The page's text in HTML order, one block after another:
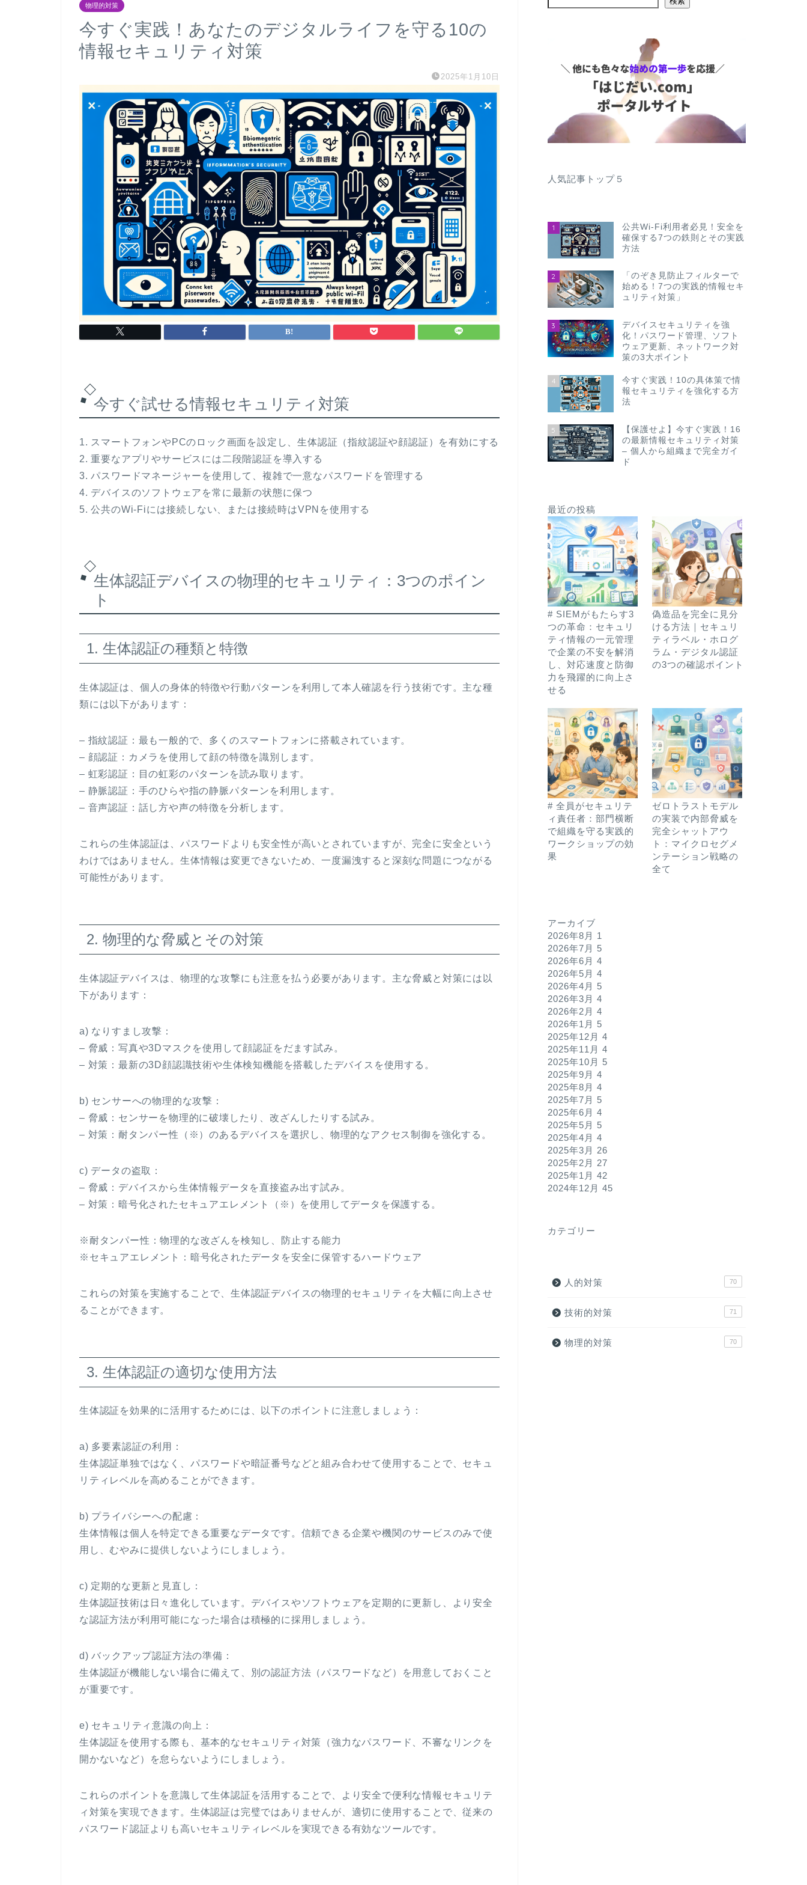
物理的対策
今すぐ実践！あなたのデジタルライフを守る10の
情報セキュリティ対策
2025年1月10日
今すぐ試せる情報セキュリティ対策
1. スマートフォンやPCのロック画面を設定し、生体認証（指紋認証や顔認証）を有効にする
2. 重要なアプリやサービスには二段階認証を導入する
3. パスワードマネージャーを使用して、複雑で一意なパスワードを管理する
4. デバイスのソフトウェアを常に最新の状態に保つ
5. 公共のWi-Fiには接続しない、または接続時はVPNを使用する
生体認証デバイスの物理的セキュリティ：3つのポイン
ト
1. 生体認証の種類と特徴
生体認証は、個人の身体的特徴や行動パターンを利用して本人確認を行う技術です。主な種
類には以下があります：
– 指紋認証：最も一般的で、多くのスマートフォンに搭載されています。
– 顔認証：カメラを使用して顔の特徴を識別します。
– 虹彩認証：目の虹彩のパターンを読み取ります。
– 静脈認証：手のひらや指の静脈パターンを利用します。
– 音声認証：話し方や声の特徴を分析します。
これらの生体認証は、パスワードよりも安全性が高いとされていますが、完全に安全という
わけではありません。生体情報は変更できないため、一度漏洩すると深刻な問題につながる
可能性があります。
2. 物理的な脅威とその対策
生体認証デバイスは、物理的な攻撃にも注意を払う必要があります。主な脅威と対策には以
下があります：
a) なりすまし攻撃：
– 脅威：写真や3Dマスクを使用して顔認証をだます試み。
– 対策：最新の3D顔認識技術や生体検知機能を搭載したデバイスを使用する。
b) センサーへの物理的な攻撃：
– 脅威：センサーを物理的に破壊したり、改ざんしたりする試み。
– 対策：耐タンパー性（※）のあるデバイスを選択し、物理的なアクセス制御を強化する。
c) データの盗取：
– 脅威：デバイスから生体情報データを直接盗み出す試み。
– 対策：暗号化されたセキュアエレメント（※）を使用してデータを保護する。
※耐タンパー性：物理的な改ざんを検知し、防止する能力
※セキュアエレメント：暗号化されたデータを安全に保管するハードウェア
これらの対策を実施することで、生体認証デバイスの物理的セキュリティを大幅に向上させ
ることができます。
3. 生体認証の適切な使用方法
生体認証を効果的に活用するためには、以下のポイントに注意しましょう：
a) 多要素認証の利用：
生体認証単独ではなく、パスワードや暗証番号などと組み合わせて使用することで、セキュ
リティレベルを高めることができます。
b) プライバシーへの配慮：
生体情報は個人を特定できる重要なデータです。信頼できる企業や機関のサービスのみで使
用し、むやみに提供しないようにしましょう。
c) 定期的な更新と見直し：
生体認証技術は日々進化しています。デバイスやソフトウェアを定期的に更新し、より安全
な認証方法が利用可能になった場合は積極的に採用しましょう。
d) バックアップ認証方法の準備：
生体認証が機能しない場合に備えて、別の認証方法（パスワードなど）を用意しておくこと
が重要です。
e) セキュリティ意識の向上：
生体認証を使用する際も、基本的なセキュリティ対策（強力なパスワード、不審なリンクを
開かないなど）を怠らないようにしましょう。
これらのポイントを意識して生体認証を活用することで、より安全で便利な情報セキュリテ
ィ対策を実現できます。生体認証は完璧ではありませんが、適切に使用することで、従来の
パスワード認証よりも高いセキュリティレベルを実現できる有効なツールです。
人気記事トップ５
1
公共Wi-Fi利用者必見！安全を
確保する7つの鉄則とその実践
方法
2
「のぞき見防止フィルターで
始める！7つの実践的情報セキ
ュリティ対策」
3
デバイスセキュリティを強
化！パスワード管理、ソフト
ウェア更新、ネットワーク対
策の3大ポイント
4
今すぐ実践！10の具体策で情
報セキュリティを強化する方
法
5
【保護せよ】今すぐ実践！16
の最新情報セキュリティ対策
– 個人から組織まで完全ガイ
ド
最近の投稿
# SIEMがもたらす3
つの革命：セキュリ
ティ情報の一元管理
で企業の不安を解消
し、対応速度と防御
力を飛躍的に向上さ
せる
偽造品を完全に見分
ける方法｜セキュリ
ティラベル・ホログ
ラム・デジタル認証
の3つの確認ポイント
# 全員がセキュリテ
ィ責任者：部門横断
で組織を守る実践的
ワークショップの効
果
ゼロトラストモデル
の実装で内部脅威を
完全シャットアウ
ト：マイクロセグメ
ンテーション戦略の
全て
アーカイブ
2026年8月 1
2026年7月 5
2026年6月 4
2026年5月 4
2026年4月 5
2026年3月 4
2026年2月 4
2026年1月 5
2025年12月 4
2025年11月 4
2025年10月 5
2025年9月 4
2025年8月 4
2025年7月 5
2025年6月 4
2025年5月 5
2025年4月 4
2025年3月 26
2025年2月 27
2025年1月 42
2024年12月 45
カテゴリー
人的対策 70
技術的対策 71
物理的対策 70